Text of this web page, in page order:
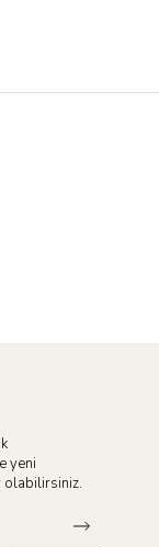
yeni
olabilirsiniz.